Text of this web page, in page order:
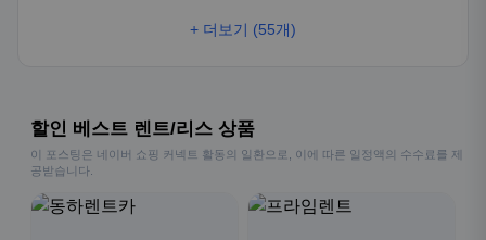
+ 더보기 (55개)
할인 베스트 렌트/리스 상품
이 포스팅은 네이버 쇼핑 커넥트 활동의 일환으로, 이에 따른 일정액의 수수료를 제
공받습니다.